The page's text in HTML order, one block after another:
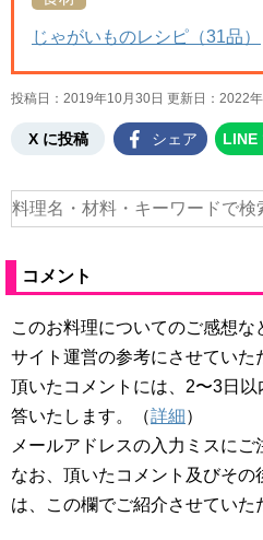
じゃがいものレシピ（31品）
投稿日：2019年10月30日 更新日： 2022
X に投稿 シェア LINE
コメント
このお料理についてのご感想な
サイト運営の参考にさせていた
頂いたコメントには、2〜3日
答いたします。（詳細）
メールアドレスの入力ミスにご
なお、頂いたコメント及びその
は、この欄でご紹介させていた